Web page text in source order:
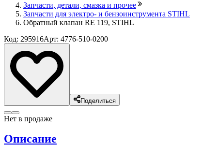
Запчасти, детали, смазка и прочее
Запчасти для электро- и бензоинструмента STIHL
Обратный клапан RE 119, STIHL
Код: 295916Арт: 4776-510-0200
Поделиться
Нет в продаже
Описание